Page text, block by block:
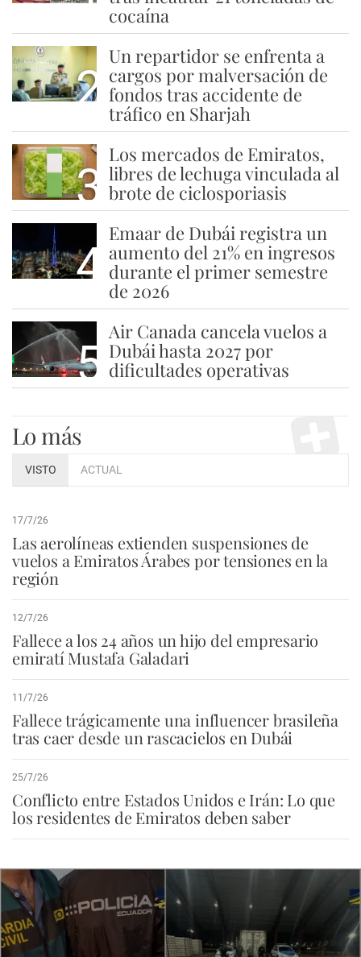
cocaína
2
Un repartidor se enfrenta a
cargos por malversación de
fondos tras accidente de
tráfico en Sharjah
3
Los mercados de Emiratos,
libres de lechuga vinculada al
brote de ciclosporiasis
4
Emaar de Dubái registra un
aumento del 21% en ingresos
durante el primer semestre
de 2026
5
Air Canada cancela vuelos a
Dubái hasta 2027 por
dificultades operativas
Lo más
VISTO ACTUAL
17/7/26
Las aerolíneas extienden suspensiones de
vuelos a Emiratos Árabes por tensiones en la
región
12/7/26
Fallece a los 24 años un hijo del empresario
emiratí Mustafa Galadari
11/7/26
Fallece trágicamente una influencer brasileña
tras caer desde un rascacielos en Dubái
25/7/26
Conflicto entre Estados Unidos e Irán: Lo que
los residentes de Emiratos deben saber